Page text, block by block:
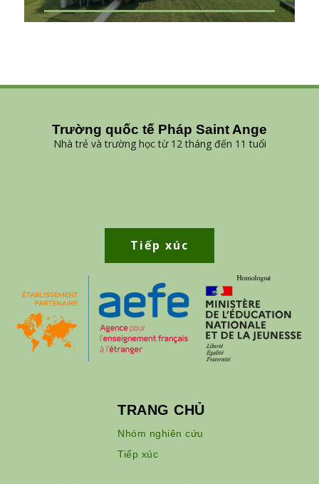
Trường quốc tế Pháp Saint Ange
Nhà trẻ và trường học từ 12 tháng đến 11 tuổi
Tiếp xúc
TRANG CHỦ
Nhóm nghiên cứu
Tiếp xúc